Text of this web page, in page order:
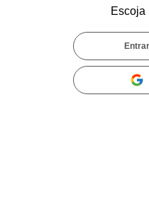
Escoja